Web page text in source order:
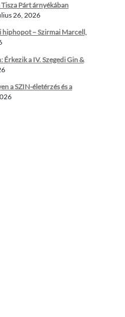
Párt árnyékában
26, 2026
hiphopot – Szirmai Marcell,
a IV. Szegedi Gin &
a SZIN-életérzés és a